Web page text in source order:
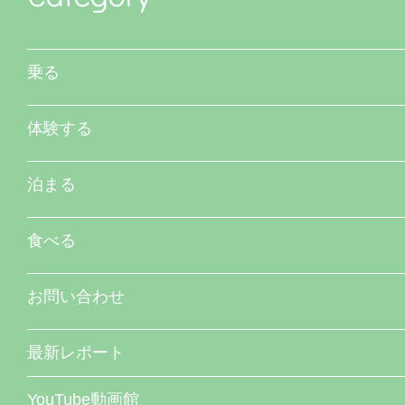
乗る
体験する
泊まる
食べる
お問い合わせ
最新レポート
YouTube動画館